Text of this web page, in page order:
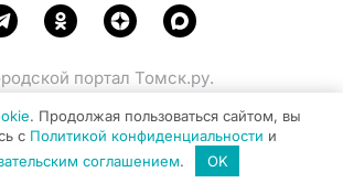
портал Томск.ру.
развития, связи и массовых
Федерации.
. Продолжая пользоваться сайтом, вы
с Политикой конфиденциальности и
соглашением. OK